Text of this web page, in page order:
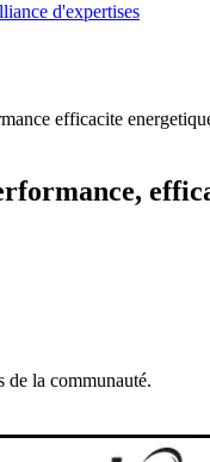
d'expertises
efficacite
de la communauté.